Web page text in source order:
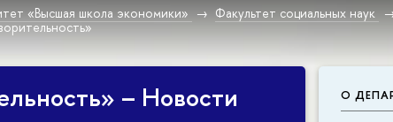
«Высшая школа экономики» Факультет социальных наук
О
– Новости